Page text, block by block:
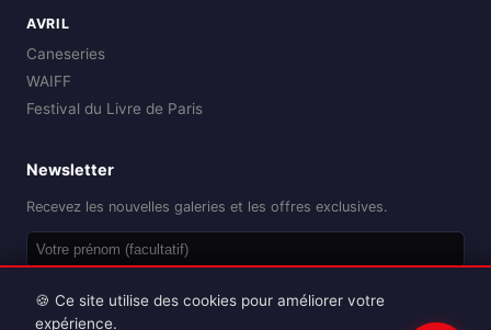
AVRIL
Caneseries
WAIFF
Festival du Livre de Paris
Newsletter
Recevez les nouvelles galeries et les offres exclusives.
🍪 Ce site utilise des cookies pour améliorer votre
expérience.